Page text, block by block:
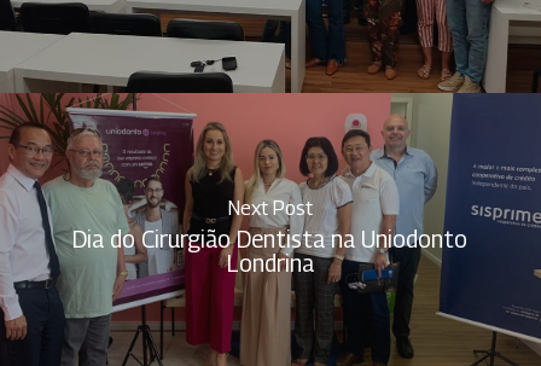
Next Post
Dia do Cirurgião Dentista na Uniodonto
Londrina